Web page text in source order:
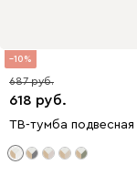
10
618
687
ТВ-тумба